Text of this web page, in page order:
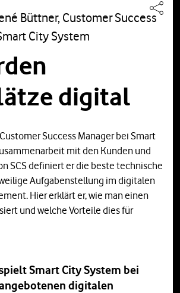
Büttner, Customer Success
City System
digital
Success Manager bei Smart
mit den Kunden und
SCS definiert er die beste technische
Aufgabenstellung im digitalen
Hier erklärt er, wie man einen
und welche Vorteile dies für
Smart City System bei
digitalen